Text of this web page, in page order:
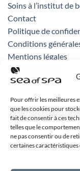
Pour offrir les meilleures
que les cookies pour
fait de consentir à ces
telles que le
ne pas consentir ou de
certaines caractéristiques
Soins à l’institut de
Contact
Politique de
Conditions
Mentions légales
Sea of Spa France
71 rue des remparts
33 000 Bordeaux
05 56 48 99 32